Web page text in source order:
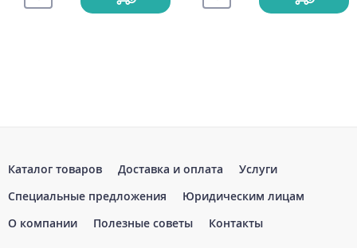
Каталог товаров Доставка и оплата
Услуги
Специальные предложения
Юридическим лицам
О компании
Полезные советы Контакты